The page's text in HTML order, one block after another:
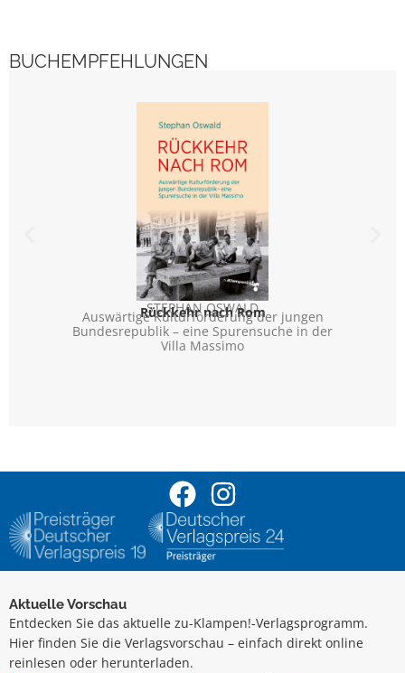
BUCHEMPFEHLUNGEN
STEPHAN OSWALD
Rückkehr nach Rom
Auswärtige Kulturförderung der jungen
Bundesrepublik – eine Spurensuche in der
Villa Massimo
Aktuelle Vorschau
Entdecken Sie das aktuelle zu-Klampen!-Verlagsprogramm.
Hier finden Sie die Verlagsvorschau – einfach direkt online
reinlesen oder herunterladen.